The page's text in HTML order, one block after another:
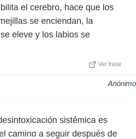
el cerebro, hace que los
se enciendan, la
se eleve y los labios se
Ver frase
Anónimo
sistémica es
camino a seguir después de